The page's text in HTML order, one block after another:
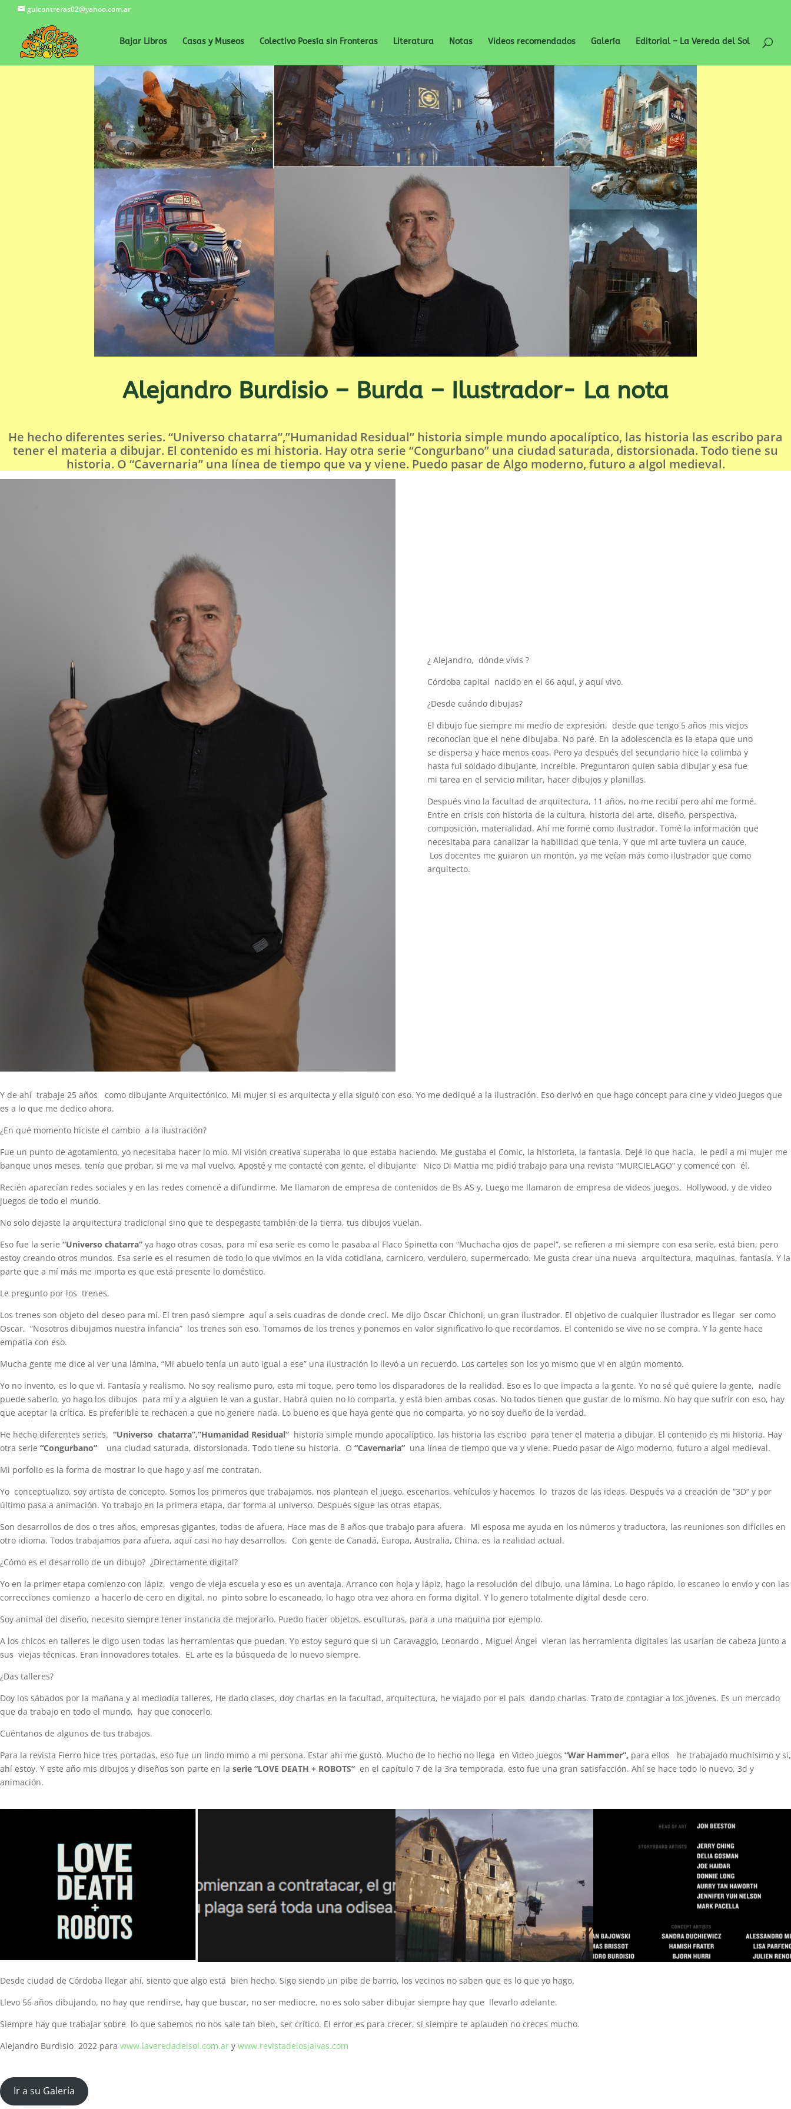
guicontreras02@yahoo.com.ar
Bajar Libros Casas y Museos Colectivo Poesía sin Fronteras Literatura Notas Videos recomendados Galería Editorial – La Vereda del Sol
Alejandro Burdisio – Burda – Ilustrador- La nota
He hecho diferentes series. “Universo chatarra”,”Humanidad Residual” historia simple mundo apocalíptico, las historia las escribo para
tener el materia a dibujar. El contenido es mi historia. Hay otra serie “Congurbano” una ciudad saturada, distorsionada. Todo tiene su
historia. O “Cavernaria” una línea de tiempo que va y viene. Puedo pasar de Algo moderno, futuro a algol medieval.
¿ Alejandro, dónde vivís ?
Córdoba capital nacido en el 66 aquí, y aquí vivo.
¿Desde cuándo dibujas?
El dibujo fue siempre mi medio de expresión, desde que tengo 5 años mis viejos
reconocían que el nene dibujaba. No paré. En la adolescencia es la etapa que uno
se dispersa y hace menos coas. Pero ya después del secundario hice la colimba y
hasta fui soldado dibujante, increíble. Preguntaron quien sabia dibujar y esa fue
mi tarea en el servicio militar, hacer dibujos y planillas.
Después vino la facultad de arquitectura, 11 años, no me recibí pero ahí me formé.
Entre en crisis con historia de la cultura, historia del arte, diseño, perspectiva,
composición, materialidad. Ahí me formé como ilustrador. Tomé la información que
necesitaba para canalizar la habilidad que tenia. Y que mi arte tuviera un cauce.
Los docentes me guiaron un montón, ya me veían más como ilustrador que como
arquitecto.
Y de ahí trabaje 25 años como dibujante Arquitectónico. Mi mujer si es arquitecta y ella siguió con eso. Yo me dediqué a la ilustración. Eso derivó en que hago concept para cine y video juegos que
es a lo que me dedico ahora.
¿En qué momento hiciste el cambio a la ilustración?
Fue un punto de agotamiento, yo necesitaba hacer lo mío. Mi visión creativa superaba lo que estaba haciendo. Me gustaba el Comic, la historieta, la fantasía. Dejé lo que hacía, le pedí a mi mujer me
banque unos meses, tenía que probar, si me va mal vuelvo. Aposté y me contacté con gente, el dibujante Nico Di Mattia me pidió trabajo para una revista “MURCIELAGO” y comencé con él.
Recién aparecían redes sociales y en las redes comencé a difundirme. Me llamaron de empresa de contenidos de Bs AS y, Luego me llamaron de empresa de videos juegos, Hollywood, y de video
juegos de todo el mundo.
No solo dejaste la arquitectura tradicional sino que te despegaste también de la tierra, tus dibujos vuelan.
Eso fue la serie “Universo chatarra” ya hago otras cosas, para mí esa serie es como le pasaba al Flaco Spinetta con “Muchacha ojos de papel”, se refieren a mi siempre con esa serie, está bien, pero
estoy creando otros mundos. Esa serie es el resumen de todo lo que vivimos en la vida cotidiana, carnicero, verdulero, supermercado. Me gusta crear una nueva arquitectura, maquinas, fantasía. Y la
parte que a mí más me importa es que está presente lo doméstico.
Le pregunto por los trenes.
Los trenes son objeto del deseo para mí. El tren pasó siempre aquí a seis cuadras de donde crecí. Me dijo Oscar Chichoni, un gran ilustrador. El objetivo de cualquier ilustrador es llegar ser como
Oscar, “Nosotros dibujamos nuestra infancia” los trenes son eso. Tomamos de los trenes y ponemos en valor significativo lo que recordamos. El contenido se vive no se compra. Y la gente hace
empatía con eso.
Mucha gente me dice al ver una lámina, “Mi abuelo tenía un auto igual a ese” una ilustración lo llevó a un recuerdo. Los carteles son los yo mismo que vi en algún momento.
Yo no invento, es lo que vi. Fantasía y realismo. No soy realismo puro, esta mi toque, pero tomo los disparadores de la realidad. Eso es lo que impacta a la gente. Yo no sé qué quiere la gente, nadie
puede saberlo, yo hago los dibujos para mí y a alguien le van a gustar. Habrá quien no lo comparta, y está bien ambas cosas. No todos tienen que gustar de lo mismo. No hay que sufrir con eso, hay
que aceptar la crítica. Es preferible te rechacen a que no genere nada. Lo bueno es que haya gente que no comparta, yo no soy dueño de la verdad.
He hecho diferentes series. “Universo chatarra”,”Humanidad Residual” historia simple mundo apocalíptico, las historia las escribo para tener el materia a dibujar. El contenido es mi historia. Hay
otra serie “Congurbano” una ciudad saturada, distorsionada. Todo tiene su historia. O “Cavernaria” una línea de tiempo que va y viene. Puedo pasar de Algo moderno, futuro a algol medieval.
Mi porfolio es la forma de mostrar lo que hago y así me contratan.
Yo conceptualizo, soy artista de concepto. Somos los primeros que trabajamos, nos plantean el juego, escenarios, vehículos y hacemos lo trazos de las ideas. Después va a creación de “3D” y por
último pasa a animación. Yo trabajo en la primera etapa, dar forma al universo. Después sigue las otras etapas.
Son desarrollos de dos o tres años, empresas gigantes, todas de afuera, Hace mas de 8 años que trabajo para afuera. Mi esposa me ayuda en los números y traductora, las reuniones son difíciles en
otro idioma. Todos trabajamos para afuera, aquí casi no hay desarrollos. Con gente de Canadá, Europa, Australia, China, es la realidad actual.
¿Cómo es el desarrollo de un dibujo? ¿Directamente digital?
Yo en la primer etapa comienzo con lápiz, vengo de vieja escuela y eso es un aventaja. Arranco con hoja y lápiz, hago la resolución del dibujo, una lámina. Lo hago rápido, lo escaneo lo envío y con las
correcciones comienzo a hacerlo de cero en digital, no pinto sobre lo escaneado, lo hago otra vez ahora en forma digital. Y lo genero totalmente digital desde cero.
Soy animal del diseño, necesito siempre tener instancia de mejorarlo. Puedo hacer objetos, esculturas, para a una maquina por ejemplo.
A los chicos en talleres le digo usen todas las herramientas que puedan. Yo estoy seguro que si un Caravaggio, Leonardo , Miguel Ángel vieran las herramienta digitales las usarían de cabeza junto a
sus viejas técnicas. Eran innovadores totales. EL arte es la búsqueda de lo nuevo siempre.
¿Das talleres?
Doy los sábados por la mañana y al mediodía talleres, He dado clases, doy charlas en la facultad, arquitectura, he viajado por el país dando charlas. Trato de contagiar a los jóvenes. Es un mercado
que da trabajo en todo el mundo, hay que conocerlo.
Cuéntanos de algunos de tus trabajos.
Para la revista Fierro hice tres portadas, eso fue un lindo mimo a mi persona. Estar ahí me gustó. Mucho de lo hecho no llega en Video juegos “War Hammer”, para ellos he trabajado muchísimo y si,
ahí estoy. Y este año mis dibujos y diseños son parte en la serie “LOVE DEATH + ROBOTS” en el capítulo 7 de la 3ra temporada, esto fue una gran satisfacción. Ahí se hace todo lo nuevo, 3d y
animación.
Desde ciudad de Córdoba llegar ahí, siento que algo está bien hecho. Sigo siendo un pibe de barrio, los vecinos no saben que es lo que yo hago.
Llevo 56 años dibujando, no hay que rendirse, hay que buscar, no ser mediocre, no es solo saber dibujar siempre hay que llevarlo adelante.
Siempre hay que trabajar sobre lo que sabemos no nos sale tan bien, ser crítico. El error es para crecer, si siempre te aplauden no creces mucho.
Alejandro Burdisio 2022 para www.laveredadelsol.com.ar y www.revistadelosjaivas.com
Ir a su Galería